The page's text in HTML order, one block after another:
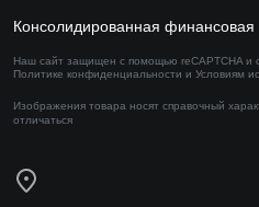
Консолидированная финансовая
Наш сайт защищен с помощью reCAPTCHA и
Политике конфиденциальности и Условиям
Изображения товара носят справочный
отличаться